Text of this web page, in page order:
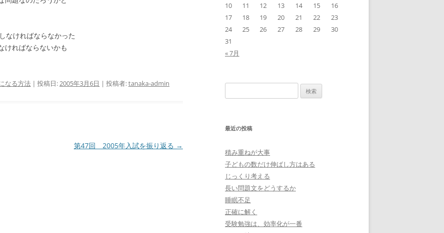
なければならなかった
ければならないかも
なる方法 | 投稿日:2005年3月6日 | 投稿者:tanaka-admin
第47回 2005年入試を振り返る →
10
11 12 13 14 15
16
17
18 19 20 21 22
23
24
25 26 27 28 29
30
31
« 7月
索:
最近の投稿
積み重ねが大事
子どもの数だけ伸ばし方はある
じっくり考える
長い問題文をどうするか
睡眠不足
正確に解く
受験勉強は、効率化が一番